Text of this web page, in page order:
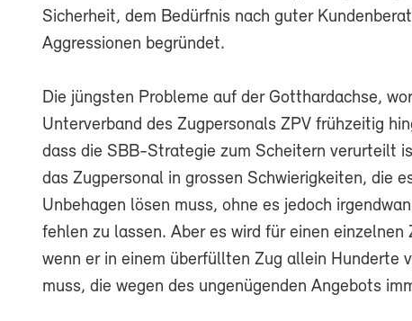
Sicherheit, dem Bedürfnis nach guter
Aggressionen begründet.
Die jüngsten Probleme auf der Gotthardachse,
Unterverband des Zugpersonals ZPV frühzeitig
dass die SBB-Strategie zum Scheitern verurteilt
das Zugpersonal in grossen Schwierigkeiten, die
Unbehagen lösen muss, ohne es jedoch
fehlen zu lassen. Aber es wird für einen
wenn er in einem überfüllten Zug allein Hunderte
muss, die wegen des ungenügenden Angebots